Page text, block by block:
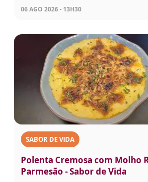
06 AGO 2026 - 13H30
SABOR DE VIDA
Polenta Cremosa com Molho
Parmesão - Sabor de Vida